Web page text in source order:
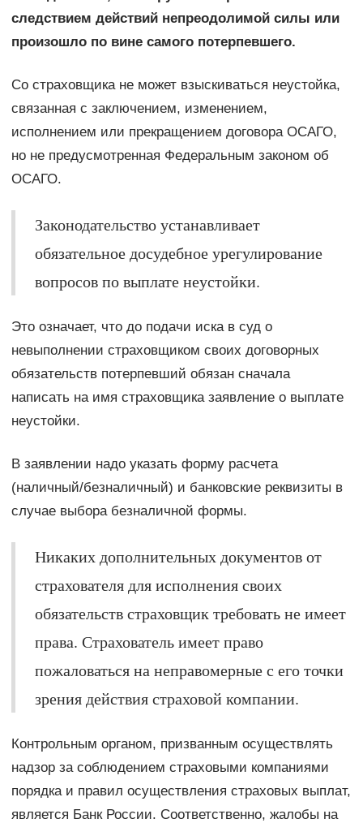
следствием действий непреодолимой силы или
произошло по вине самого потерпевшего.
Со страховщика не может взыскиваться неустойка,
связанная с заключением, изменением,
исполнением или прекращением договора ОСАГО,
но не предусмотренная Федеральным законом об
ОСАГО.
Законодательство устанавливает
обязательное досудебное урегулирование
вопросов по выплате неустойки.
Это означает, что до подачи иска в суд о
невыполнении страховщиком своих договорных
обязательств потерпевший обязан сначала
написать на имя страховщика заявление о выплате
неустойки.
В заявлении надо указать форму расчета
(наличный/безналичный) и банковские реквизиты в
случае выбора безналичной формы.
Никаких дополнительных документов от
страхователя для исполнения своих
обязательств страховщик требовать не имеет
права. Страхователь имеет право
пожаловаться на неправомерные с его точки
зрения действия страховой компании.
Контрольным органом, призванным осуществлять
надзор за соблюдением страховыми компаниями
порядка и правил осуществления страховых выплат,
является Банк России. Соответственно, жалобы на